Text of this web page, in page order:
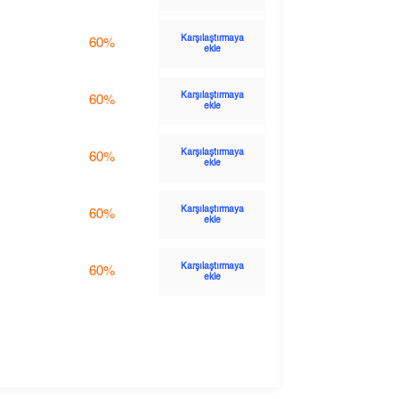
60%
Karşılaştırmaya
ekle
60%
Karşılaştırmaya
ekle
60%
Karşılaştırmaya
ekle
60%
Karşılaştırmaya
ekle
60%
Karşılaştırmaya
ekle